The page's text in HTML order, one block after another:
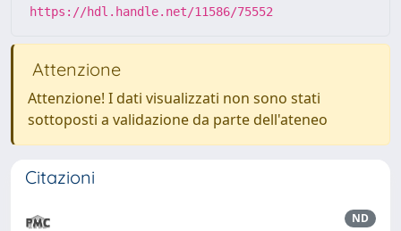
https://hdl.handle.net/11586/75552
Attenzione
Attenzione! I dati visualizzati non sono stati
sottoposti a validazione da parte dell'ateneo
Citazioni
ND